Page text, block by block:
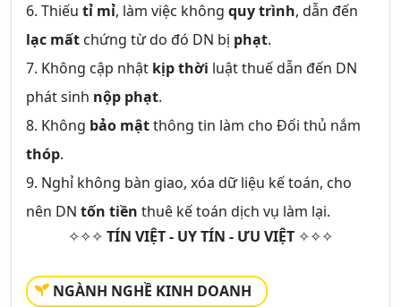
6. Thiếu tỉ mỉ, làm việc không quy trình, dẫn đến
lạc mất chứng từ do đó DN bị phạt.
7. Không cập nhật kịp thời luật thuế dẫn đến DN
phát sinh nộp phạt.
8. Không bảo mậtthông tin làm cho Đối thủ nắm
thóp.
9. Nghỉ không bàn giao, xóa dữ liệu kế toán, cho
nên DN tốn tiền thuê kế toán dịch vụ làm lại.
✧✧✧ TÍN VIỆT - UY TÍN - ƯU VIỆT ✧✧✧
NGÀNH NGHỀ KINH DOANH